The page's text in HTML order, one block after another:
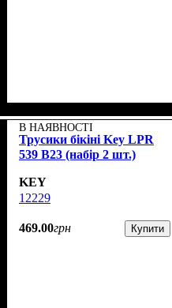
В НАЯВНОСТІ
Трусики бікіні Key LPR
539 B23 (набір 2 шт.)
KEY
12229
469.00грн Купити